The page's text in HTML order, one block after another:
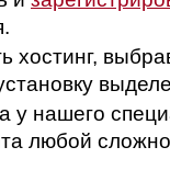
хостинг,
у нашего
любой